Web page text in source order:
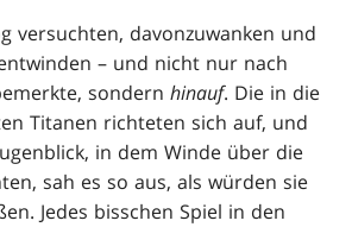
versuchten, davonzuwanken und
– und nicht nur nach
sondernhinauf. Die in die
Titanen richteten sich auf, und
in dem Winde über die
sah es so aus, als würden sie
Jedes bisschen Spiel in den